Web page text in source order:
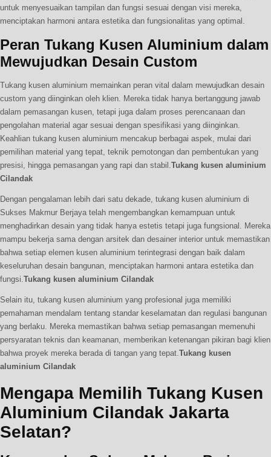
untuk menyesuaikan tampilan dan fungsi sesuai dengan visi mereka,
menciptakan harmoni antara estetika dan fungsionalitas yang optimal.
Peran Tukang Kusen Aluminium dalam
Mewujudkan Desain Custom
Tukang kusen aluminium memainkan peran vital dalam mewujudkan desain
custom yang diinginkan oleh klien. Mereka tidak hanya bertanggung jawab
dalam pemasangan kusen, tetapi juga dalam proses perencanaan dan
pengolahan material agar sesuai dengan spesifikasi yang diinginkan.
Keahlian tukang kusen aluminium mencakup berbagai aspek, mulai dari
pemilihan material yang tepat, teknik pemotongan dan pembentukan yang
presisi, hingga pemasangan yang rapi dan stabil.Tukang kusen aluminium
Cilandak
Dengan pengalaman lebih dari satu dekade, tukang kusen aluminium di
Sukses Makmur Berjaya telah mengembangkan kemampuan untuk
menghadirkan desain yang tidak hanya estetis tetapi juga fungsional. Mereka
mampu bekerja sama dengan arsitek dan desainer interior untuk memastikan
bahwa setiap elemen kusen aluminium terintegrasi dengan baik dalam
keseluruhan desain bangunan, menciptakan harmoni antara estetika dan
fungsi.Tukang kusen aluminium Cilandak
Selain itu, tukang kusen aluminium yang profesional juga memiliki
pemahaman mendalam tentang standar keselamatan dan regulasi bangunan
yang berlaku. Mereka memastikan bahwa setiap pemasangan memenuhi
persyaratan teknis dan keamanan, memberikan ketenangan pikiran bagi klien
bahwa proyek mereka berada di tangan yang tepat.Tukang kusen
aluminium Cilandak
Mengapa Memilih Tukang Kusen
Aluminium Cilandak Jakarta
Selatan?